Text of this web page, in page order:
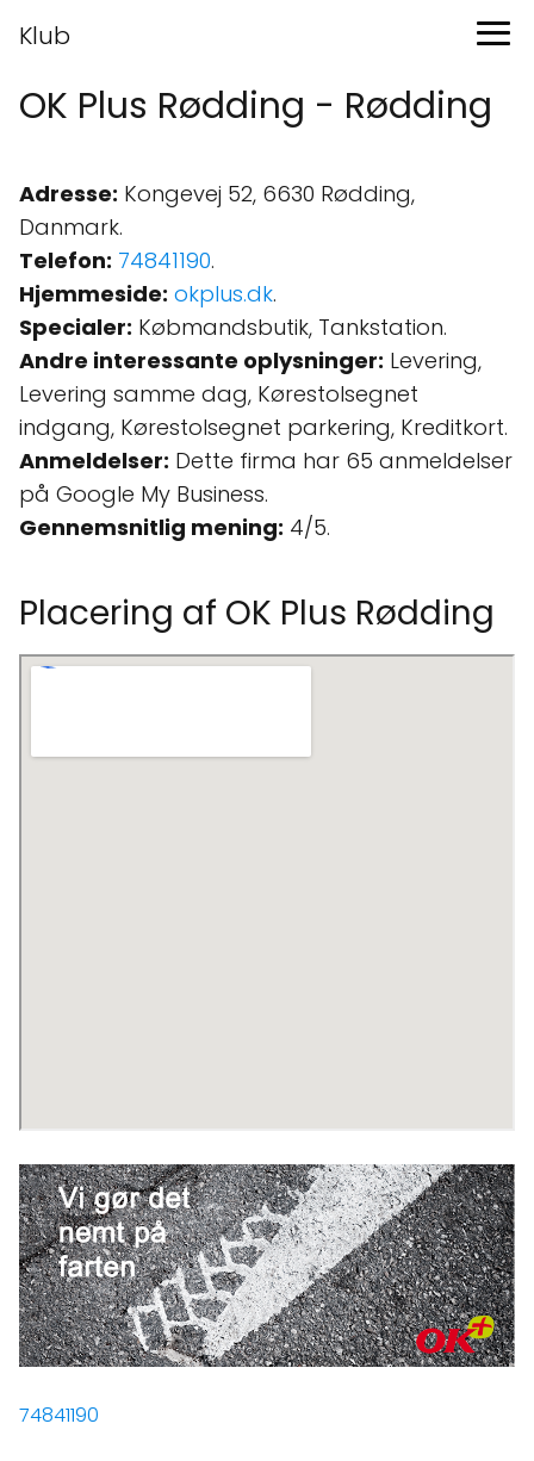
Klub
OK Plus Rødding - Rødding
Adresse: Kongevej 52, 6630 Rødding,
Danmark.
Telefon: 74841190.
Hjemmeside: okplus.dk.
Specialer: Købmandsbutik, Tankstation.
Andre interessante oplysninger: Levering,
Levering samme dag, Kørestolsegnet
indgang, Kørestolsegnet parkering, Kreditkort.
Anmeldelser: Dette firma har 65 anmeldelser
på Google My Business.
Gennemsnitlig mening: 4/5.
Placering af OK Plus Rødding
74841190